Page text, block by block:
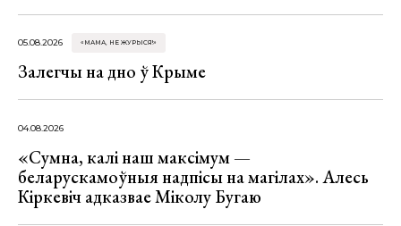
05.08.2026 «МАМА, НЕ ЖУРЫСЯ!»
Залегчы на дно ў Крыме
04.08.2026
«Сумна, калі наш максімум —
беларускамоўныя надпісы на магілах». Алесь
Кіркевіч адказвае Міколу Бугаю